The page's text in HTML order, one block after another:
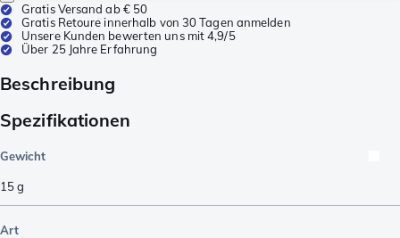
Gratis Versand ab € 50
Gratis Retoure innerhalb von 30 Tagen anmelden
Unsere Kunden bewerten uns mit 4,9/5
Über 25 Jahre Erfahrung
Beschreibung
Spezifikationen
Gewicht
15g
Art